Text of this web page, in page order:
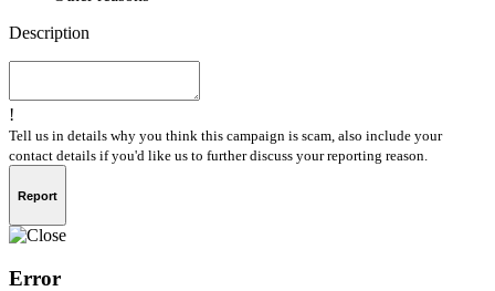
Description
!
Tell us in details why you think this campaign is scam, also include your
contact details if you'd like us to further discuss your reporting reason.
Report
Error